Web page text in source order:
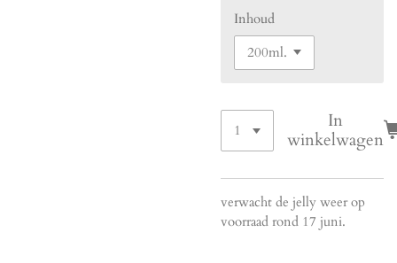
Inhoud
In
winkelwagen
verwacht de jelly weer op
voorraad rond 17 juni.